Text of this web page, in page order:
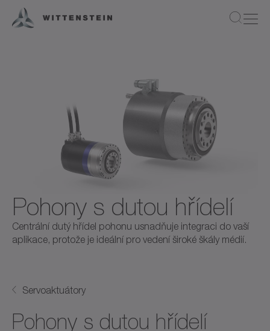
Pohony s dutou hřídelí
Centrální dutý hřídel pohonu usnadňuje integraci do vaší
aplikace, protože je ideální pro vedení široké škály médií.
Servoaktuátory
Pohony s dutou hřídelí